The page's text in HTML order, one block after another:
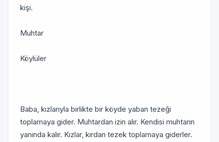
kişi.
Muhtar
Köylüler
Baba, kızlarıyla birlikte bir köyde yaban tezeği
toplamaya gider. Muhtardan izin alır. Kendisi muhtarın
yanında kalır. Kızlar, kırdan tezek toplamaya giderler.